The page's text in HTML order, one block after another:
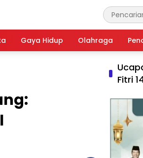
Gaya Hidup Olahraga
Fitri